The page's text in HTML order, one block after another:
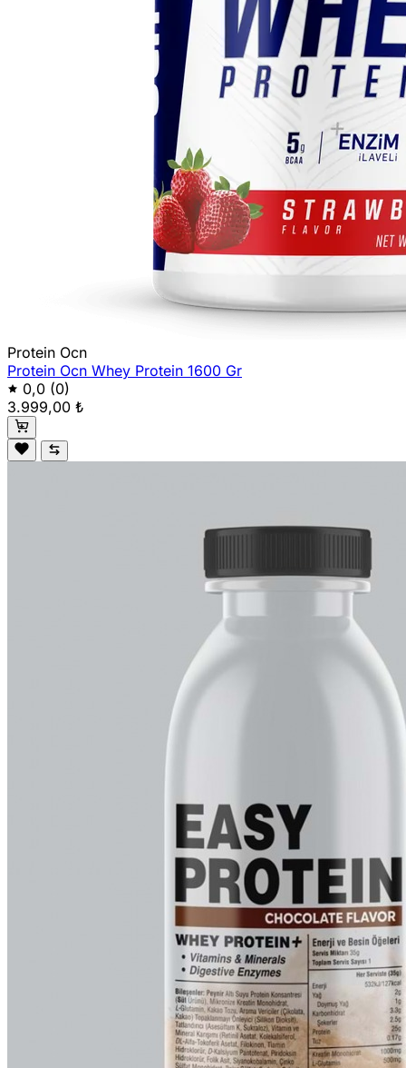
Protein Ocn
Protein Ocn Whey Protein 1600 Gr
0,0 (0)
3.999,00 ₺